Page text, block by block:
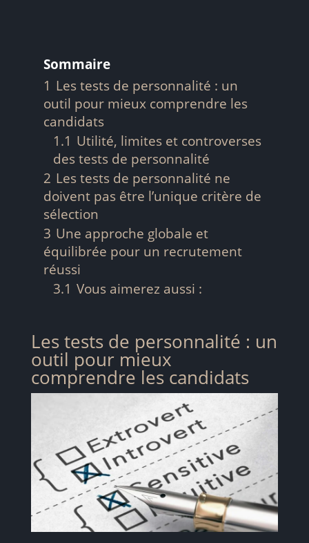
Sommaire
1 Les tests de personnalité : un
outil pour mieux comprendre les
candidats
1.1 Utilité, limites et controverses
des tests de personnalité
2 Les tests de personnalité ne
doivent pas être l’unique critère de
sélection
3 Une approche globale et
équilibrée pour un recrutement
réussi
3.1 Vous aimerez aussi :
Les tests de personnalité : un
outil pour mieux
comprendre les candidats